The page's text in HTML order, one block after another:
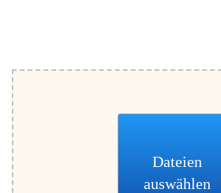
Dateien
auswählen